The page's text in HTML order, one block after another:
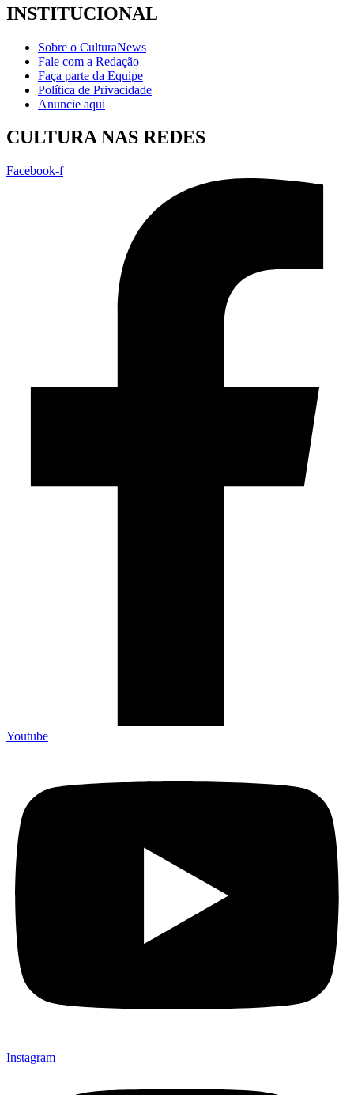
INSTITUCIONAL
Sobre o CulturaNews
Fale com a Redação
Faça parte da Equipe
Política de Privacidade
Anuncie aqui
CULTURA NAS REDES
Facebook-f
Youtube
Instagram